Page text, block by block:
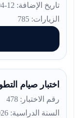
تاريخ الإضافة: 12-04-2026
الزيارات: 785
اختبار صيام
رقم الاختبار: 478
السنة الدراسية: 2025/2026